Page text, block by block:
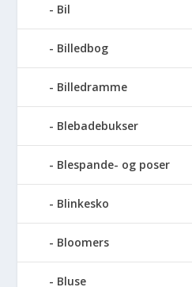
Bil
Billedbog
Billedramme
Blebadebukser
Blespande- og poser
Blinkesko
Bloomers
Bluse